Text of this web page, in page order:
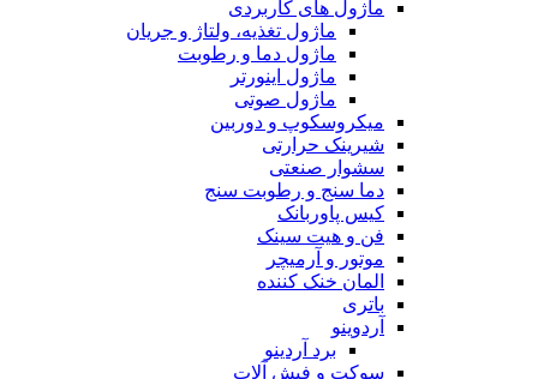
ماژول های کاربردی
ماژول تغذیه، ولتاژ و جریان
ماژول دما و رطوبت
ماژول اینورتر
ماژول صوتی
میکروسکوپ و دوربین
شیرینک حرارتی
سشوار صنعتی
دما سنج و رطوبت سنج
کیس پاوربانک
فن و هیت سینک
موتور و آرمیچر
المان خنک کننده
باتری
آردوینو
برد آردینو
سوکت و فیش آلات